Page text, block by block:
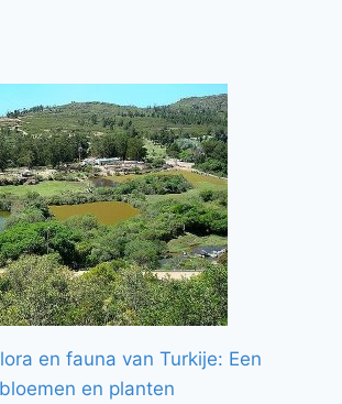
en fauna van Turkije: Een
en planten